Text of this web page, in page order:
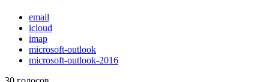
email
icloud
imap
microsoft-outlook
microsoft-outlook-2016